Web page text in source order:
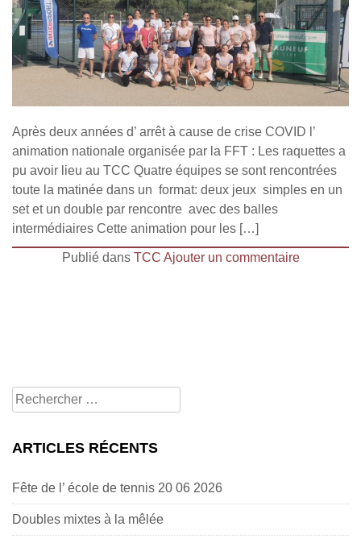
Après deux années d’ arrêt à cause de crise COVID l’
animation nationale organisée par la FFT : Les raquettes a
pu avoir lieu au TCC Quatre équipes se sont rencontrées
toute la matinée dans un format: deux jeux simples en un
set et un double par rencontre avec des balles
intermédiaires Cette animation pour les […]
Publié dans TCC Ajouter un commentaire
Rechercher
pour:
ARTICLES RÉCENTS
Fête de l’ école de tennis 20 06 2026
Doubles mixtes à la mêlée